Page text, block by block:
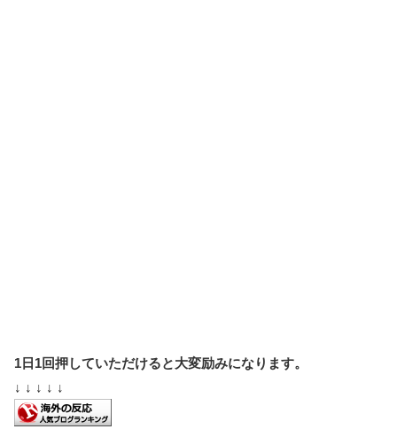
1日1回押していただけると大変励みになります。
↓ ↓ ↓ ↓ ↓